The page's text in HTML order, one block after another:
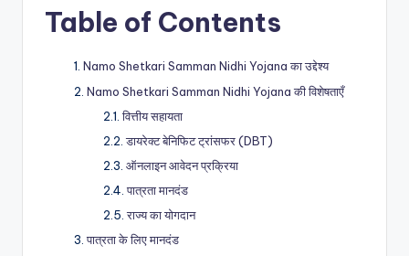
Table of Contents
Namo Shetkari Samman Nidhi Yojana का उद्देश्य
Namo Shetkari Samman Nidhi Yojana की विशेषताएँ
वित्तीय सहायता
डायरेक्ट बेनिफिट ट्रांसफर (DBT)
ऑनलाइन आवेदन प्रक्रिया
पात्रता मानदंड
राज्य का योगदान
पात्रता के लिए मानदंड